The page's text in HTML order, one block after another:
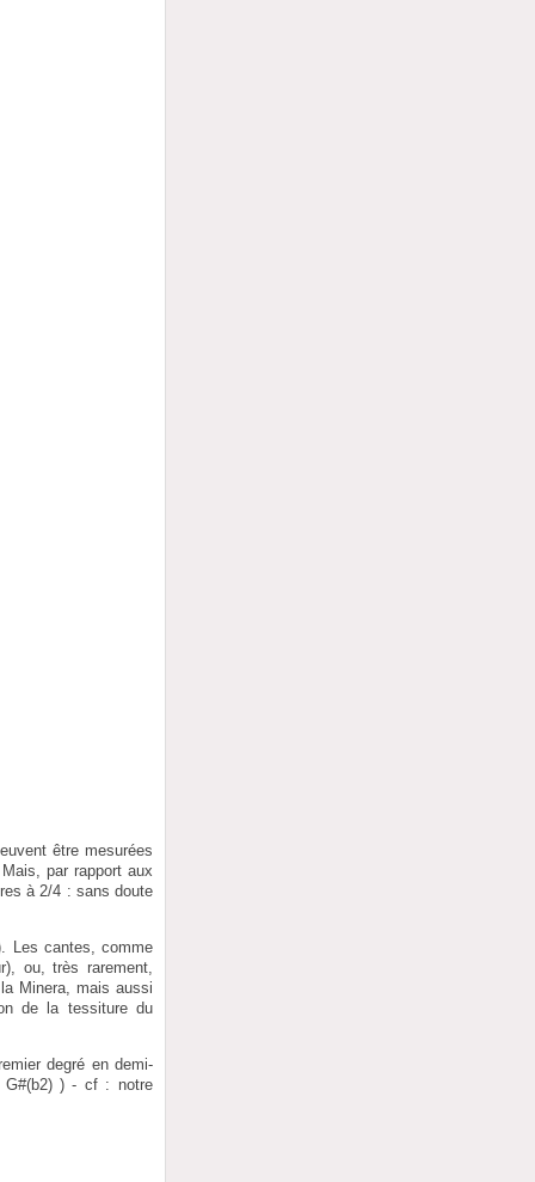
être mesurées
par rapport aux
à 2/4 : sans doute
Les cantes, comme
ou, très rarement,
Minera, mais aussi
de la tessiture du
degré en demi-
G#(b2) ) - cf : notre